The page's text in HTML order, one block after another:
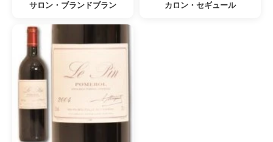
サロン・ブランドブラン カロン・セギュール